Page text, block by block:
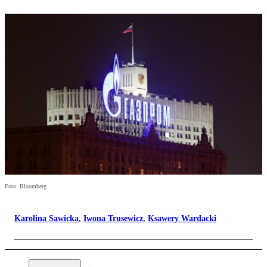
Foto: Bloomberg
Karolina Sawicka, Iwona Trusewicz, Ksawery Wardacki